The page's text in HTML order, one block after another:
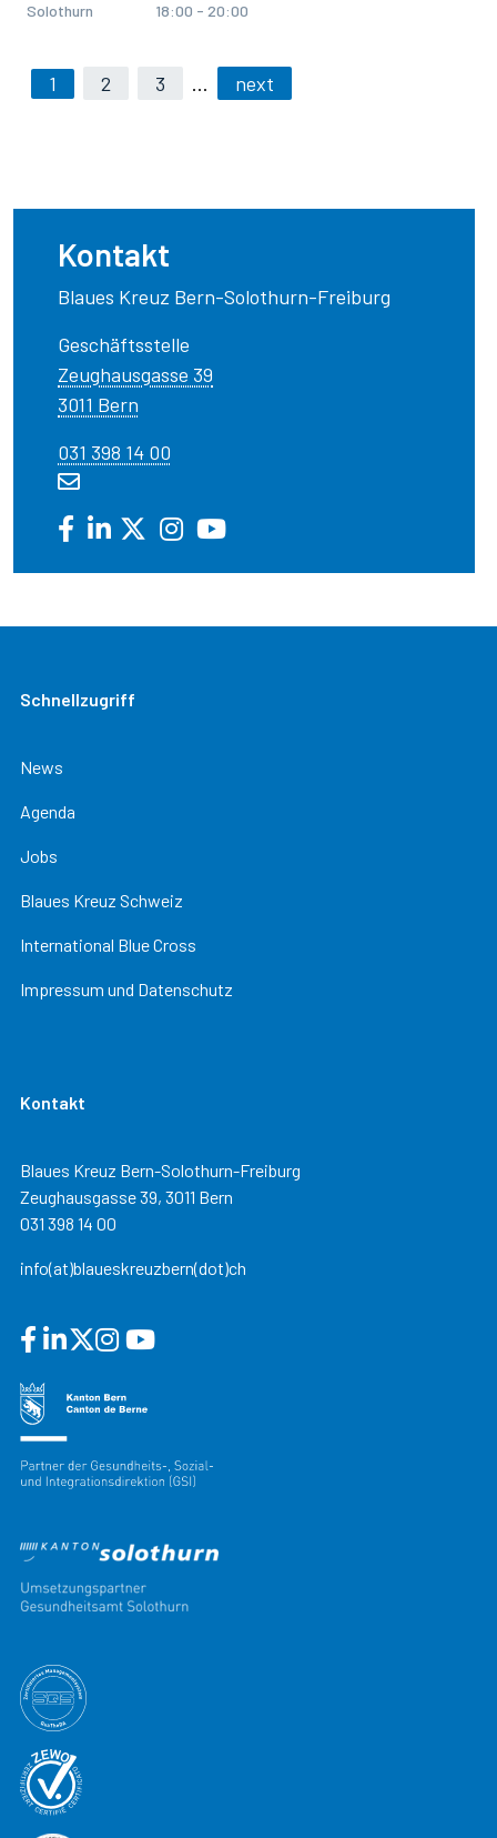
Solothurn 18:00 - 20:00
1 2 3 … next
Kontakt
Blaues Kreuz Bern-Solothurn-Freiburg
Geschäftsstelle
Zeughausgasse 39
3011 Bern
031 398 14 00
Schnellzugriff
News
Agenda
Jobs
Blaues Kreuz Schweiz
International Blue Cross
Impressum und Datenschutz
Kontakt
Blaues Kreuz Bern-Solothurn-Freiburg
Zeughausgasse 39, 3011 Bern
031 398 14 00
info(at)blaueskreuzbern(dot)ch